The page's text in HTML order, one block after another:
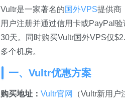
Vultr是一家著名的国外VPS提供商
用户注册并通过信用卡或PayPal
30天。同时购买Vultr国外VPS仅
多个机房。
一、Vultr优惠方案
购买地址： Vultr官网 （Vultr新用户